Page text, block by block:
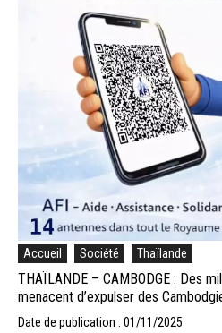
Accueil Société Thaïlande
THAÏLANDE – CAMBODGE : Des
menacent d’expulser des
Date de publication : 01/11/2025